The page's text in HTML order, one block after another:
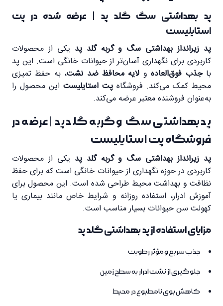
پد بهداشتی سگ گلد پد | عرضه شده در پت
استایلیست
پد زیرانداز بهداشتی سگ و گربه گلد پد یکی از محصولات
کاربردی برای نگهداری آسان‌تر از حیوانات خانگی است. این پد
باجذب فوق‌العادهو لایه محافظ ضد نشت، به حفظ تمیزی
محیط کمک می‌کند. فروشگاه پت استایلیست این محصول را
به‌عنوان فروشنده معتبر عرضه می‌کند.
پد بهداشتی سگ و گربه گلد پد | عرضه در
فروشگاه پت استایلیست
پد زیرانداز بهداشتی سگ و گربه گلد پد یکی از محصولات
کاربردی در حوزه نگهداری از حیوانات خانگی است که برای حفظ
نظافت و بهداشت محیط طراحی شده است. این محصول برای
آموزش ادرار، استفاده روزانه و شرایط خاص مانند بیماری یا
کهولت سن حیوانات بسیار مناسب است.
مزایای استفاده از پد بهداشتی گلد پد
جذب سریع و مؤثر رطوبت
جلوگیری از نشت ادرار به سطح زمین
کاهش بوی نامطبوع در محیط